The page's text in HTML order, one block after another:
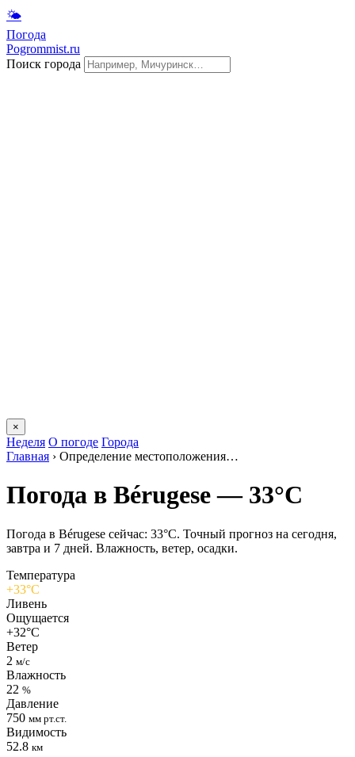
🌤
Погода
Pogrommist.ru
Поиск города
×
Неделя О погоде Города
Главная › Определение местоположения…
Погода в Bérugesе — 33°C
Погода в Bérugesе сейчас: 33°C. Точный прогноз на сегодня,
завтра и 7 дней. Влажность, ветер, осадки.
Температура
+33°C
Ливень
Ощущается
+32°C
Ветер
2 м/с
Влажность
22 %
Давление
750 мм рт.ст.
Видимость
52.8 км